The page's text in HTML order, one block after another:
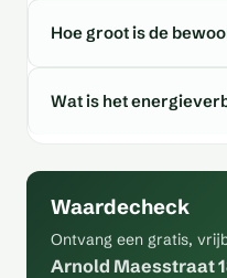
Hoe groot is de
Wat is het
Waardecheck
Ontvang een gratis,
Arnold Maesstraat